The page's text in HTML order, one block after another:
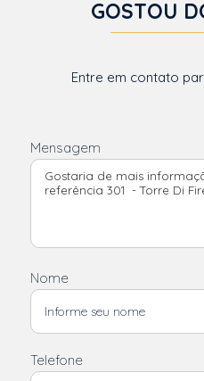
GOSTOU
Entre em contato
Mensagem
Nome
Telefone